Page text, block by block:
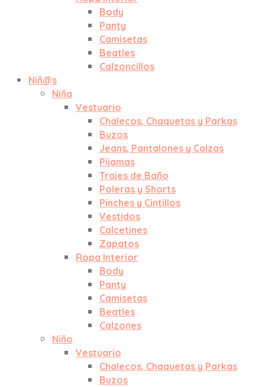
Body
Panty
Camisetas
Beatles
Calzoncillos
Niñ@s
Niña
Vestuario
Chalecos, Chaquetas y Parkas
Buzos
Jeans, Pantalones y Calzas
Pijamas
Trajes de Baño
Poleras y Shorts
Pinches y Cintillos
Vestidos
Calcetines
Zapatos
Ropa Interior
Body
Panty
Camisetas
Beatles
Calzones
Niño
Vestuario
Chalecos, Chaquetas y Parkas
Buzos